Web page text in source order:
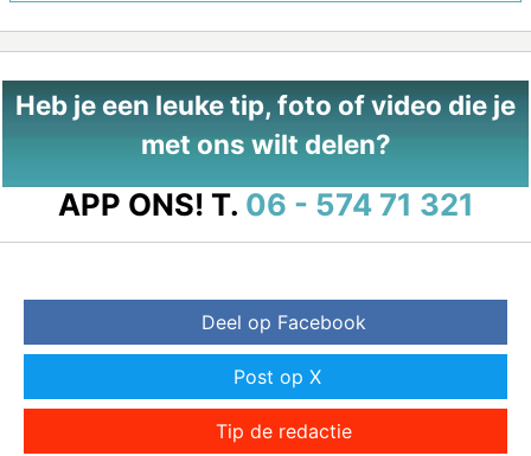
Heb je een leuke tip, foto of video die je
met ons wilt delen?
APP ONS! T. 06 - 574 71 321
Deel op Facebook
Post op X
Tip de redactie